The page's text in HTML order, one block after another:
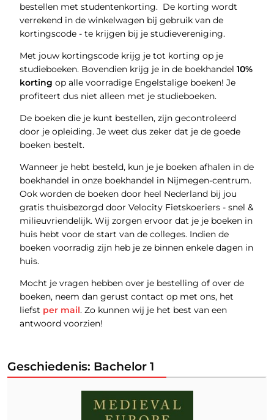
bestellen met studentenkorting. De korting wordt
verrekend in de winkelwagen bij gebruik van de
kortingscode - te krijgen bij je studievereniging.
Met jouw kortingscode krijg je tot korting op je
studieboeken. Bovendien krijg je in de boekhandel 10%
korting op alle voorradige Engelstalige boeken! Je
profiteert dus niet alleen met je studieboeken.
De boeken die je kunt bestellen, zijn gecontroleerd
door je opleiding. Je weet dus zeker dat je de goede
boeken bestelt.
Wanneer je hebt besteld, kun je je boeken afhalen in de
boekhandel in onze boekhandel in Nijmegen-centrum.
Ook worden de boeken door heel Nederland bij jou
gratis thuisbezorgd door Velocity Fietskoeriers - snel &
milieuvriendelijk. Wij zorgen ervoor dat je je boeken in
huis hebt voor de start van de colleges. Indien de
boeken voorradig zijn heb je ze binnen enkele dagen in
huis.
Mocht je vragen hebben over je bestelling of over de
boeken, neem dan gerust contact op met ons, het
liefst per mail. Zo kunnen wij je het best van een
antwoord voorzien!
Geschiedenis: Bachelor 1